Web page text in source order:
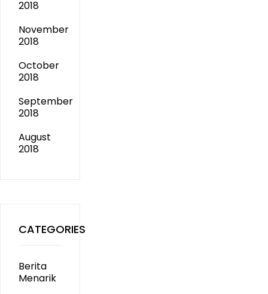
2018
November
2018
October
2018
September
2018
August
2018
CATEGORIES
Berita
Menarik